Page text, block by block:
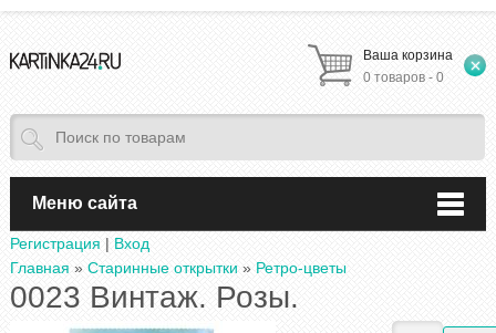
Ваша корзина
0 товаров - 0
Меню сайта
Регистрация | Вход
Главная » Старинные открытки » Ретро-цветы
0023 Винтаж. Розы.